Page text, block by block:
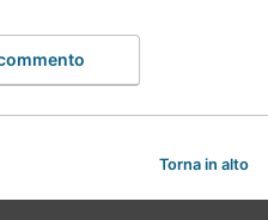
Torna in alto